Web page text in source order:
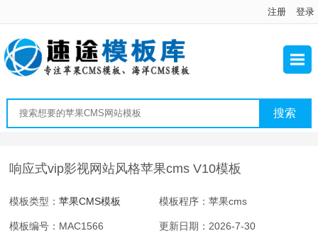
注册 登录
响应式vip影视网站风格苹果cms V10模板
模板类型：苹果CMS模板 模板程序：苹果cms
模板编号：MAC1566 更新日期：2026-7-30